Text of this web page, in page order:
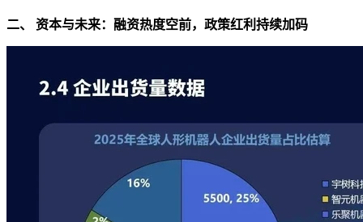
二、 资本与未来：融资热度空前，政策红利持续加码